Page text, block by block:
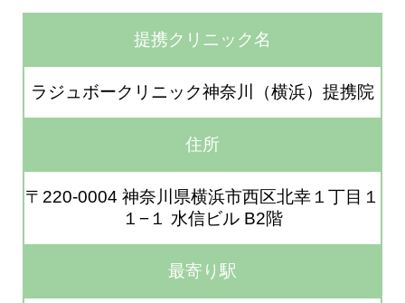
提携クリニック名
ラジュボークリニック神奈川（横浜）提携院
住所
〒220-0004 神奈川県横浜市西区北幸１丁目１
１−１ 水信ビル B2階
最寄り駅